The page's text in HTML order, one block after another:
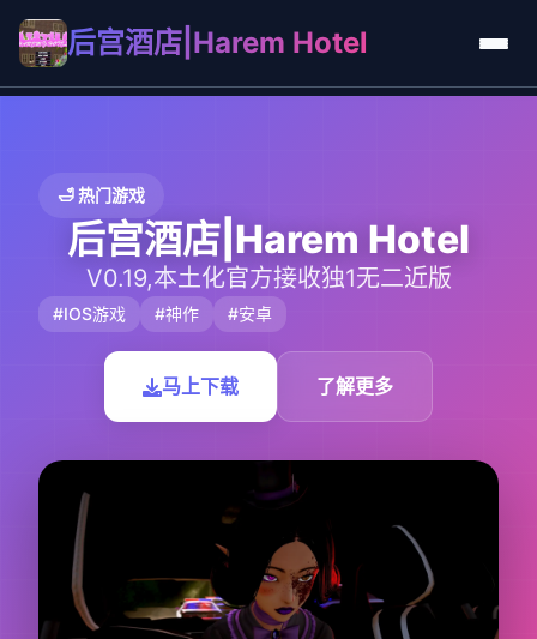
后宫酒店|Harem Hotel
🛁 热门游戏
后宫酒店|Harem Hotel
V0.19,本土化官方接收独1无二近版
#IOS游戏 #神作 #安卓
马上下载 了解更多